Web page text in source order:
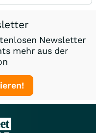
Newsletter
mehr aus der